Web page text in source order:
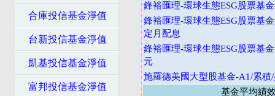
合庫投信基金淨值
台新投信基金淨值
凱基投信基金淨值
富邦投信基金淨值
鋒裕匯理-環球生態ESG股票基
鋒裕匯理-環球生態ESG股票基
定月配息
鋒裕匯理-環球生態ESG股票基
元
施羅德美國大型股基金-A1/累積
基金平均績